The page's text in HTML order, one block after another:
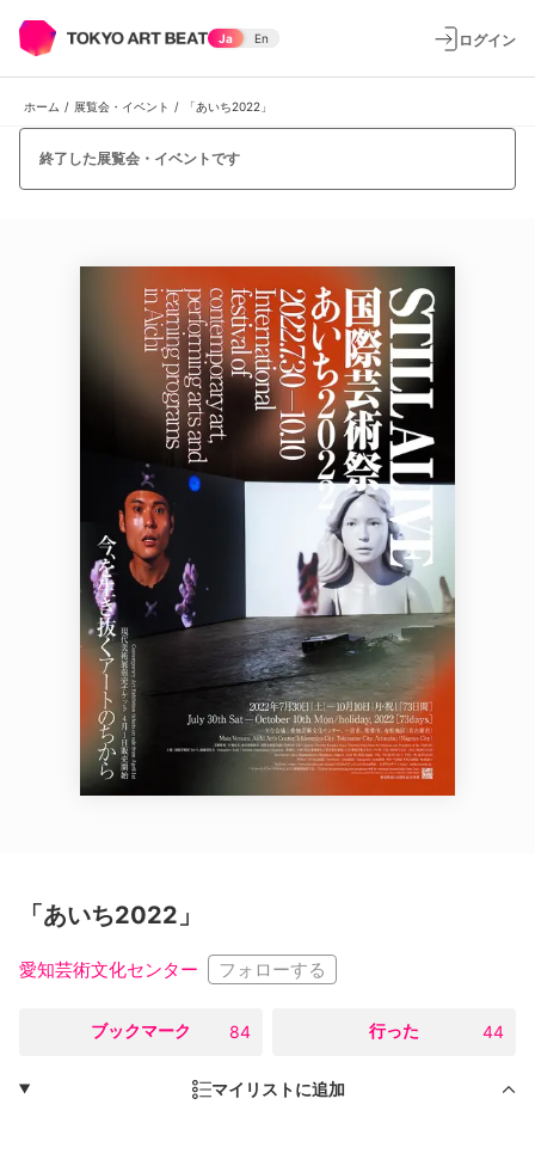
Ja En ログイン
ホーム / 展覧会・イベント / 「あいち2022」
終了した展覧会・イベントです
「あいち2022」
愛知芸術文化センター フォローする
ブックマーク 84 行った 44
マイリストに追加